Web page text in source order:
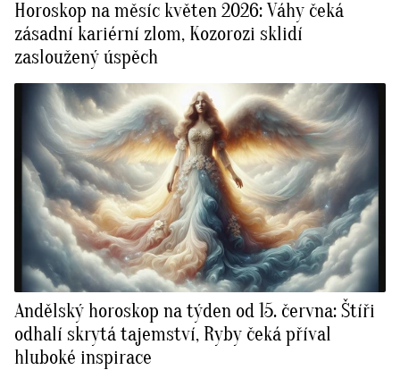
Horoskop na měsíc květen 2026: Váhy čeká
zásadní kariérní zlom, Kozorozi sklidí
zasloužený úspěch
Andělský horoskop na týden od 15. června: Štíři
odhalí skrytá tajemství, Ryby čeká příval
hluboké inspirace